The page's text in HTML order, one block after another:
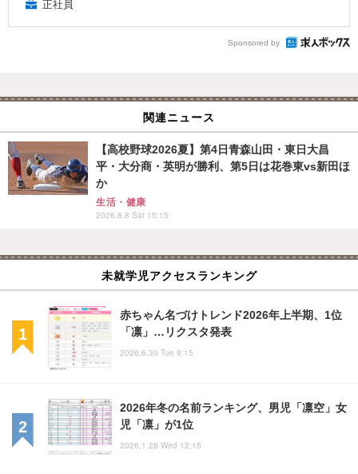
正社員
Sponsored by
関連ニュース
【高校野球2026夏】第4日青森山田・東日大昌
平・大分商・英明が勝利、第5日は花巻東vs新田ほ
か
生活・健康
2026.8.8 Sat 15:15
未就学児アクセスランキング
赤ちゃん名づけトレンド2026年上半期、1位
「凛」…リクスタ発表
2026.6.30 Tue 9:15
2026年冬の名前ランキング、男児「凛空」女
児「凛」が1位
2026.1.28 Wed 12:15